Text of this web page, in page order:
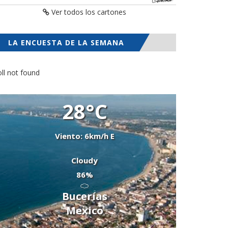
Ver todos los cartones
LA ENCUESTA DE LA SEMANA
not found
28°C
Viento: 6km/h E
Cloudy
86%
Bucerías
Mexico